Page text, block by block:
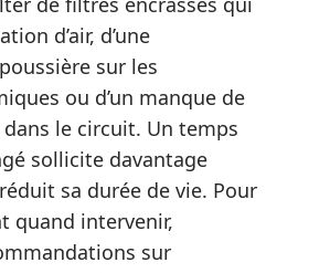
d’air, d’une
sur les
ou d’un manque de
le circuit. Un temps
sollicite davantage
sa durée de vie. Pour
quand intervenir,
sur